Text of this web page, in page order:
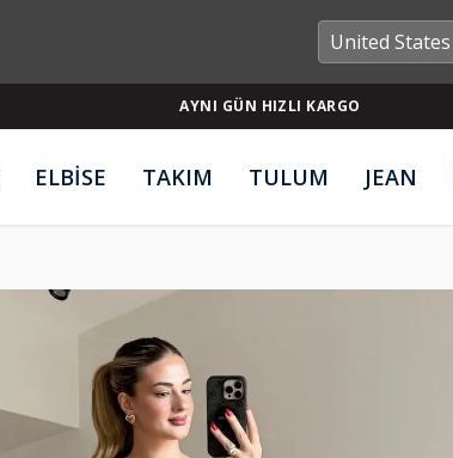
AYNI GÜN HIZLI KARGO
ELBİSE TAKIM TULUM JEAN